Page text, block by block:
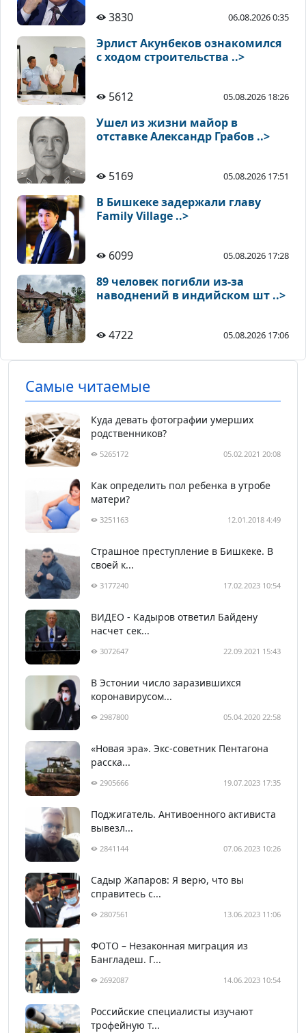
3830 06.08.2026 0:35
Эрлист Акунбеков ознакомился
с ходом строительства ..>
5612 05.08.2026 18:26
Ушел из жизни майор в
отставке Александр Грабов ..>
5169 05.08.2026 17:51
В Бишкеке задержали главу
Family Village ..>
6099 05.08.2026 17:28
89 человек погибли из-за
наводнений в индийском шт ..>
4722 05.08.2026 17:06
Самые читаемые
Куда девать фотографии умерших
родственников?
5265172 05.02.2021 20:08
Как определить пол ребенка в утробе
матери?
3251163 12.01.2018 4:49
Страшное преступление в Бишкеке. В
своей к...
3177240 17.02.2023 10:54
ВИДЕО - Кадыров ответил Байдену
насчет сек...
3072647 22.09.2021 15:43
В Эстонии число заразившихся
коронавирусом...
2987800 05.04.2020 22:58
«Новая эра». Экс-советник Пентагона
расска...
2905666 19.07.2023 17:35
Поджигатель. Антивоенного активиста
вывезл...
2841144 07.06.2023 10:26
Садыр Жапаров: Я верю, что вы
справитесь с...
2807561 13.06.2023 11:06
ФОТО – Незаконная миграция из
Бангладеш. Г...
2692087 14.06.2023 10:54
Российские специалисты изучают
трофейную т...